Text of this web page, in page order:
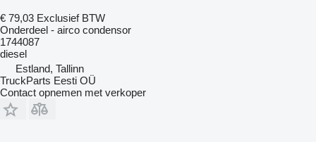
€ 79,03 Exclusief BTW
Onderdeel - airco condensor
1744087
diesel
Estland, Tallinn
TruckParts Eesti OÜ
Contact opnemen met verkoper